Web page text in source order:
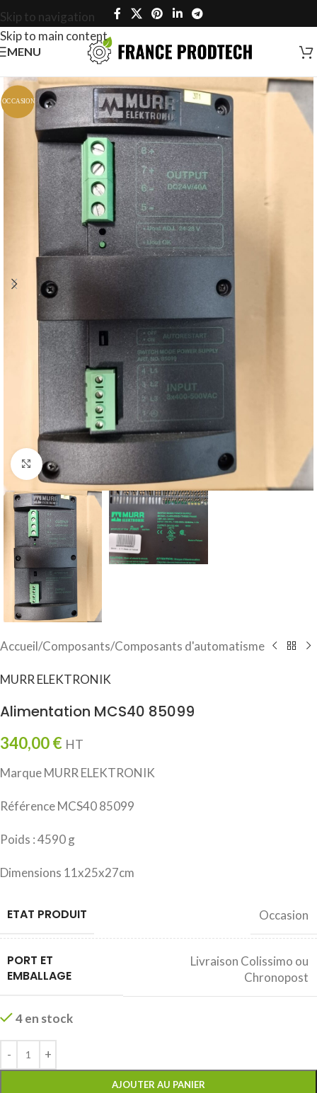
Skip to navigation
Skip to main content
MENU
Click to enlarge
Accueil/Composants/Composants d'automatisme
MURR ELEKTRONIK
Alimentation MCS40 85099
340,00€ HT
Marque MURR ELEKTRONIK
Référence MCS40 85099
Poids : 4590 g
Dimensions 11x25x27cm
ETAT PRODUIT Occasion
PORT ET
EMBALLAGE
Livraison Colissimo ou
Chronopost
4 en stock
AJOUTER AU PANIER